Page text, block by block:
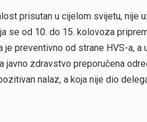
prisutan u cijelom svijetu, nije
se od 10. do 15. kolovoza
preventivno od strane HVS-a, a
javno zdravstvo preporučena
nalaz, a koja nije dio